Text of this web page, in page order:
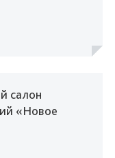
салон
«Новое